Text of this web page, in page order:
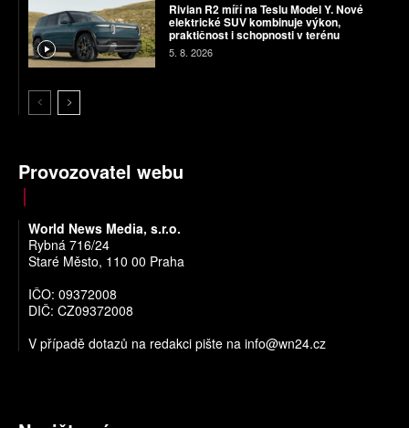
Rivian R2 míří na Teslu Model Y. Nové
elektrické SUV kombinuje výkon,
praktičnost i schopnosti v terénu
5. 8. 2026
Provozovatel webu
World News Media, s.r.o.
Rybná 716/24
Staré Město, 110 00 Praha
IČO: 09372008
DIČ: CZ09372008
V případě dotazů na redakci pište na info@wn24.cz